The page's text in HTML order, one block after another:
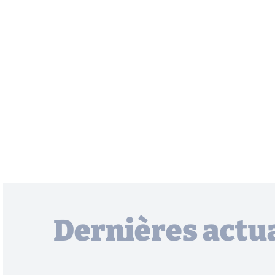
Dernières